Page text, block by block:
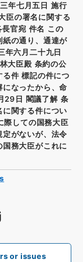
or issues
年七月五日 施行
臣の署名に関する
官宛 件名 この
の通り、通達が
年六月二十九日
大臣殿 条約の公
件 標記の件につ
なったから、命
29日 閣議了解 条
関する件につい
際しての国務大臣
がないが、法令
務大臣がこれに